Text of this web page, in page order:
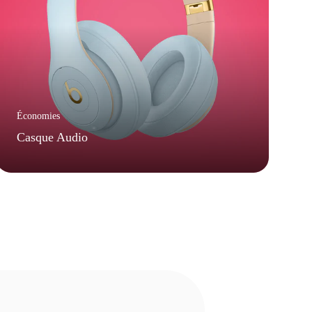
Économies
Casque Audio